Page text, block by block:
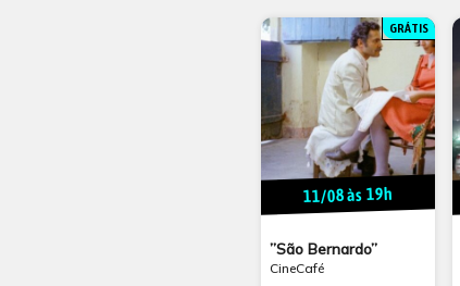
GRÁTIS
11/08 às 19h
”São Bernardo”
CineCafé